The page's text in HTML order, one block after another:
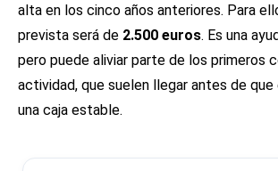
alta en los cinco años anteriores. Para
prevista será de 2.500 euros. Es una
pero puede aliviar parte de los primeros
actividad, que suelen llegar antes de
una caja estable.